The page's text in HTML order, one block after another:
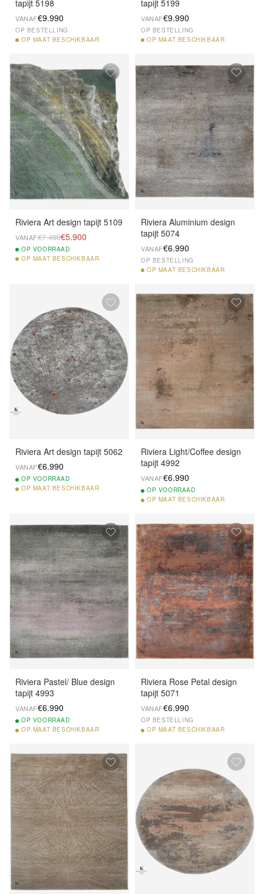
tapijt 5198
VANAF€9.990
OP BESTELLING
OP MAAT BESCHIKBAAR
tapijt 5199
VANAF€9.990
OP BESTELLING
OP MAAT BESCHIKBAAR
Riviera Art design tapijt 5109
VANAF€7.490€5.900
OP VOORRAAD
OP MAAT BESCHIKBAAR
Riviera Aluminium design
tapijt 5074
VANAF€6.990
OP BESTELLING
OP MAAT BESCHIKBAAR
Riviera Art design tapijt 5062
VANAF€6.990
OP VOORRAAD
OP MAAT BESCHIKBAAR
Riviera Light/Coffee design
tapijt 4992
VANAF€6.990
OP VOORRAAD
OP MAAT BESCHIKBAAR
Riviera Pastel/ Blue design
tapijt 4993
VANAF€6.990
OP VOORRAAD
OP MAAT BESCHIKBAAR
Riviera Rose Petal design
tapijt 5071
VANAF€6.990
OP BESTELLING
OP MAAT BESCHIKBAAR